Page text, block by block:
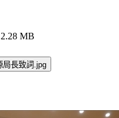
MB
局長致詞.jpg